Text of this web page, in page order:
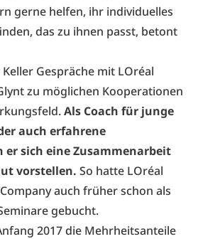
gerne helfen, ihr individuelles
das zu ihnen passt, betont
Gespräche mit LOréal
zu möglichen Kooperationen
Als Coach für junge
auch erfahrene
sich eine Zusammenarbeit
vorstellen. So hatte LOréal
auch früher schon als
gebucht.
2017 die Mehrheitsanteile